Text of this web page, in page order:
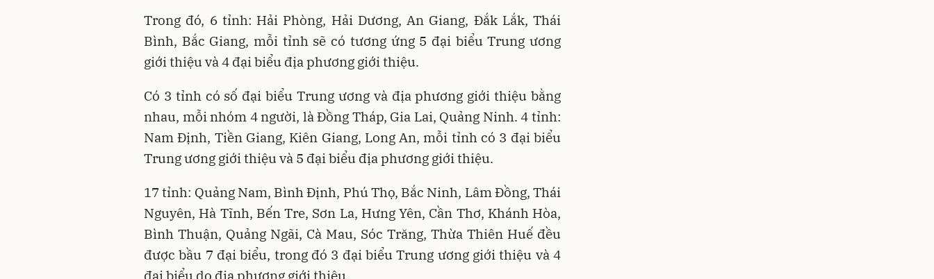
Trong đó, 6 tỉnh: Hải Phòng, Hải Dương, An Giang, Đắk Lắk, Thái
Bình, Bắc Giang, mỗi tỉnh sẽ có tương ứng 5 đại biểu Trung ương
giới thiệu và 4 đại biểu địa phương giới thiệu.
Có 3 tỉnh có số đại biểu Trung ương và địa phương giới thiệu bằng
nhau, mỗi nhóm 4 người, là Đồng Tháp, Gia Lai, Quảng Ninh. 4 tỉnh:
Nam Định, Tiền Giang, Kiên Giang, Long An, mỗi tỉnh có 3 đại biểu
Trung ương giới thiệu và 5 đại biểu địa phương giới thiệu.
17 tỉnh: Quảng Nam, Bình Định, Phú Thọ, Bắc Ninh, Lâm Đồng, Thái
Nguyên, Hà Tĩnh, Bến Tre, Sơn La, Hưng Yên, Cần Thơ, Khánh Hòa,
Bình Thuận, Quảng Ngãi, Cà Mau, Sóc Trăng, Thừa Thiên Huế đều
được bầu 7 đại biểu, trong đó 3 đại biểu Trung ương giới thiệu và 4
đại biểu do địa phương giới thiệu.